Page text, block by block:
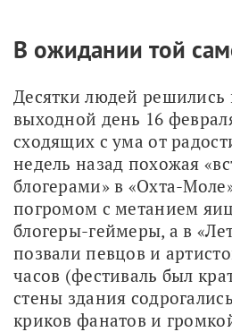
В ожидании той
Десятки людей решились
выходной день 16
сходящих с ума от
недель назад похожая
блогерами» в «Охта-
погромом с метанием
блогеры-геймеры, а в
позвали певцов и
часов (фестиваль был
стены здания
криков фанатов и